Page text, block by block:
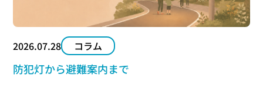
2026.07.28 コラム
防犯灯から避難案内まで